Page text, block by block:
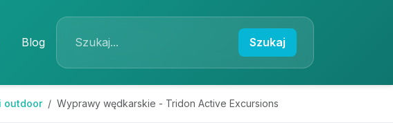
Blog Szukaj
outdoor Wyprawy wędkarskie - Tridon Active Excursions